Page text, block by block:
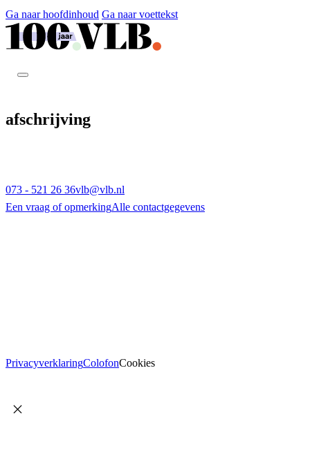
Ga naar hoofdinhoud Ga naar voettekst
afschrijving
073 - 521 26 36vlb@vlb.nl
Een vraag of opmerkingAlle contactgegevens
PrivacyverklaringColofonCookies